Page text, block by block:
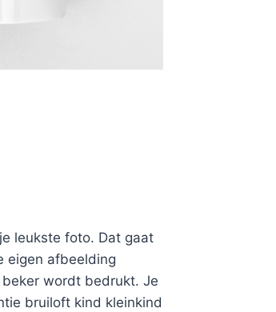
leukste foto. Dat gaat
eigen afbeelding
wordt bedrukt. Je
bruiloft kind kleinkind